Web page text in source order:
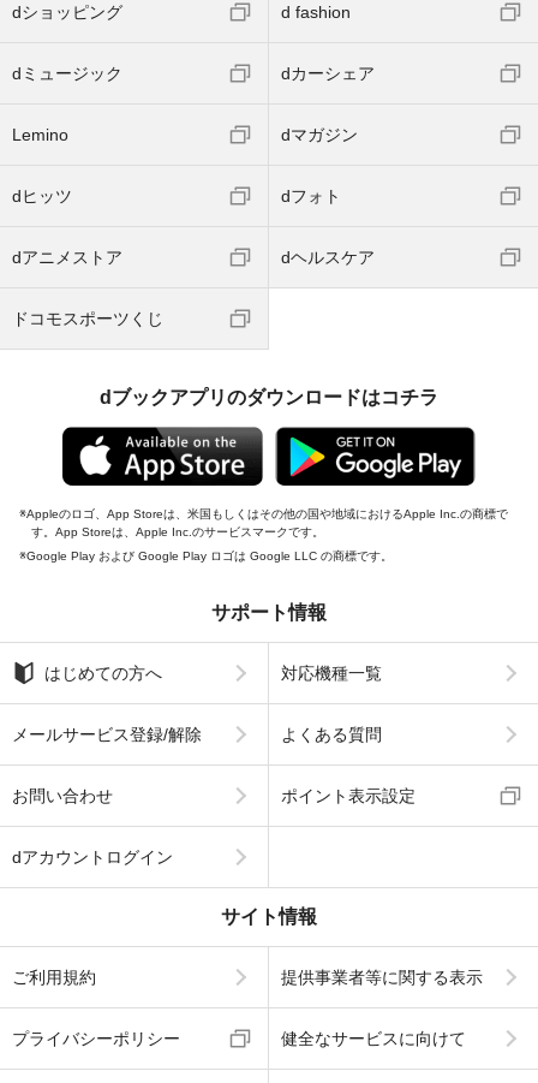
dショッピング d fashion
dミュージック dカーシェア
Lemino dマガジン
dヒッツ dフォト
dアニメストア dヘルスケア
ドコモスポーツくじ
dブックアプリのダウンロードはコチラ
Appleのロゴ、App Storeは、米国もしくはその他の国や地域におけるApple Inc.の商標で
す。App Storeは、Apple Inc.のサービスマークです。
Google Play および Google Play ロゴは Google LLC の商標です。
サポート情報
はじめての方へ 対応機種一覧
メールサービス登録/解除 よくある質問
お問い合わせ ポイント表示設定
dアカウントログイン
サイト情報
ご利用規約 提供事業者等に関する表示
プライバシーポリシー 健全なサービスに向けて